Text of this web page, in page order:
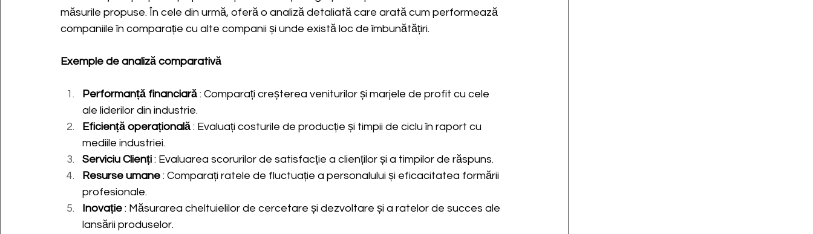
măsurile propuse. În cele din urmă, oferă o analiză detaliată care arată cum performează
companiile în comparație cu alte companii și unde există loc de îmbunătățiri.
Exemple de analiză comparativă
Performanță financiară : Comparați creșterea veniturilor și marjele de profit cu cele
ale liderilor din industrie.
Eficiență operațională : Evaluați costurile de producție și timpii de ciclu în raport cu
mediile industriei.
Serviciu Clienți : Evaluarea scorurilor de satisfacție a clienților și a timpilor de răspuns.
Resurse umane : Comparați ratele de fluctuație a personalului și eficacitatea formării
profesionale.
Inovație : Măsurarea cheltuielilor de cercetare și dezvoltare și a ratelor de succes ale
lansării produselor.